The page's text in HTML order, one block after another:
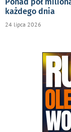
każdego dnia
24 lipca 2026